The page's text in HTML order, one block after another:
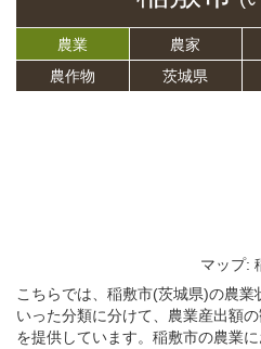
農業 農家
農作物
茨城県
マップ:
こちらでは、稲敷市(茨城県)の農
いった分類に分けて、農業産出額
を提供しています。稲敷市の農業